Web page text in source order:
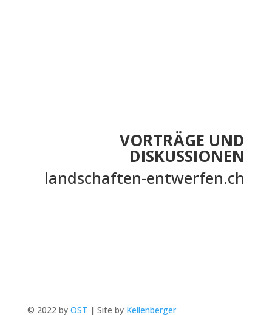
VORTRÄGE UND
DISKUSSIONEN
landschaften-entwerfen.ch
© 2022 by OST | Site by Kellenberger